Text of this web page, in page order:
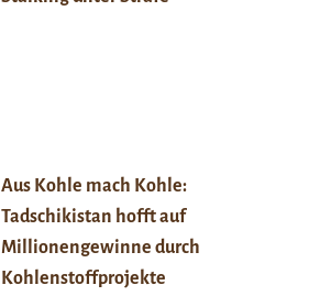
Aus Kohle mach Kohle:
Tadschikistan hofft auf
Millionengewinne durch
Kohlenstoffprojekte